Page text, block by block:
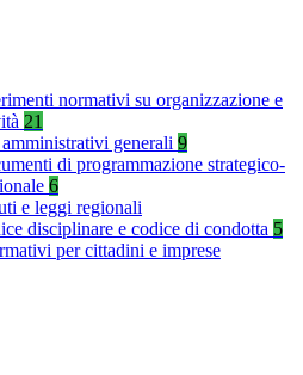
normativi su organizzazione e
21
generali 9
di programmazione strategico-
6
e leggi regionali
disciplinare e codice di condotta 5
per cittadini e imprese